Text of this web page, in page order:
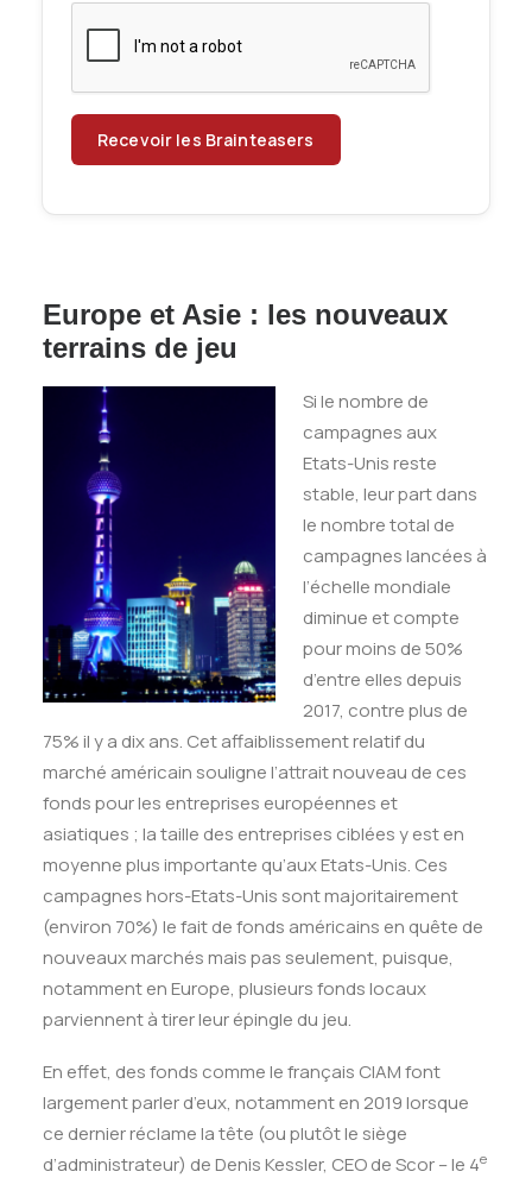
Europe et Asie : les nouveaux
terrains de jeu
Si le nombre de
campagnes aux
Etats-Unis reste
stable, leur part dans
le nombre total de
campagnes lancées à
l’échelle mondiale
diminue et compte
pour moins de 50%
d’entre elles depuis
2017, contre plus de
75% il y a dix ans. Cet affaiblissement relatif du
marché américain souligne l’attrait nouveau de ces
fonds pour les entreprises européennes et
asiatiques ; la taille des entreprises ciblées y est en
moyenne plus importante qu’aux Etats-Unis. Ces
campagnes hors-Etats-Unis sont majoritairement
(environ 70%) le fait de fonds américains en quête de
nouveaux marchés mais pas seulement, puisque,
notamment en Europe, plusieurs fonds locaux
parviennent à tirer leur épingle du jeu.
En effet, des fonds comme le français CIAM font
largement parler d’eux, notamment en 2019 lorsque
ce dernier réclame la tête (ou plutôt le siège
d’administrateur) de Denis Kessler, CEO de Scor – le 4e